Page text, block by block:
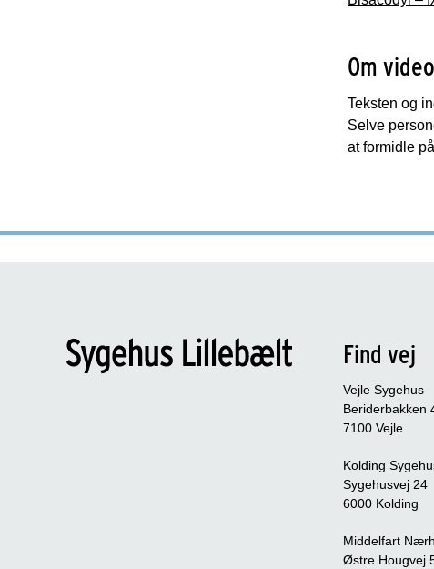
Om
Teksten og
Selve
at formidle
Find vej
Vejle Sygehus
Beriderbakken
7100 Vejle
Kolding
Sygehusvej 24
6000 Kolding
Middelfart
Østre Hougvej